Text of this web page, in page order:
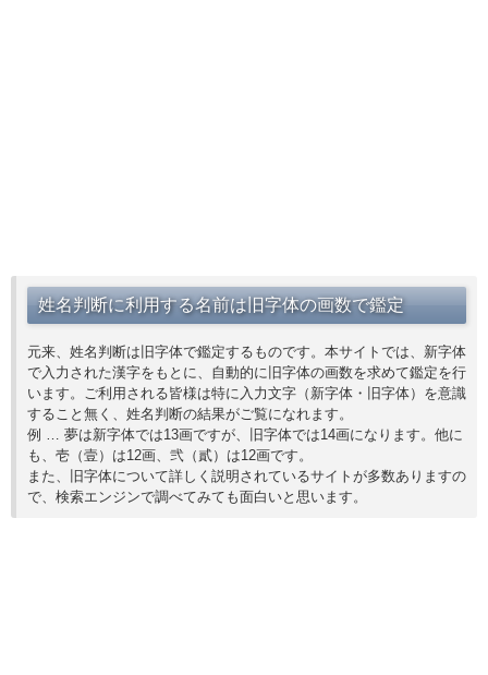
姓名判断に利用する名前は旧字体の画数で鑑定
元来、姓名判断は旧字体で鑑定するものです。本サイトでは、新字体
で入力された漢字をもとに、自動的に旧字体の画数を求めて鑑定を行
います。ご利用される皆様は特に入力文字（新字体・旧字体）を意識
すること無く、姓名判断の結果がご覧になれます。
例 … 夢は新字体では13画ですが、旧字体では14画になります。他に
も、壱（壹）は12画、弐（貳）は12画です。
また、旧字体について詳しく説明されているサイトが多数ありますの
で、検索エンジンで調べてみても面白いと思います。